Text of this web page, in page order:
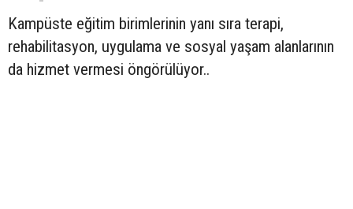
Kampüste eğitim birimlerinin yanı sıra terapi,
rehabilitasyon, uygulama ve sosyal yaşam alanlarının
da hizmet vermesi öngörülüyor..